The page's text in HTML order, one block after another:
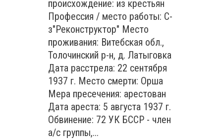
происхождение: из крестьян
Профессия / место работы: С-
з"Реконструктор" Место
проживания: Витебская обл.,
Толочинский р-н, д. Латыговка
Дата расстрела: 22 сентября
1937 г. Место смерти: Орша
Мера пресечения: арестован
Дата ареста: 5 августа 1937 г.
Обвинение: 72 УК БССР - член
а/с группы,...